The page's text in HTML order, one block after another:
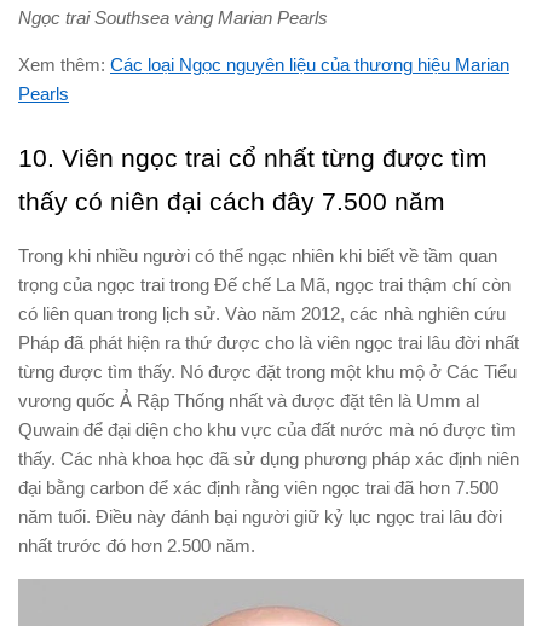
Ngọc trai Southsea vàng Marian Pearls
Xem thêm: Các loại Ngọc nguyên liệu của thương hiệu Marian
Pearls
10. Viên ngọc trai cổ nhất từng được tìm
thấy có niên đại cách đây 7.500 năm
Trong khi nhiều người có thể ngạc nhiên khi biết về tầm quan
trọng của ngọc trai trong Đế chế La Mã, ngọc trai thậm chí còn
có liên quan trong lịch sử. Vào năm 2012, các nhà nghiên cứu
Pháp đã phát hiện ra thứ được cho là viên ngọc trai lâu đời nhất
từng được tìm thấy. Nó được đặt trong một khu mộ ở Các Tiểu
vương quốc Ả Rập Thống nhất và được đặt tên là Umm al
Quwain để đại diện cho khu vực của đất nước mà nó được tìm
thấy. Các nhà khoa học đã sử dụng phương pháp xác định niên
đại bằng carbon để xác định rằng viên ngọc trai đã hơn 7.500
năm tuổi. Điều này đánh bại người giữ kỷ lục ngọc trai lâu đời
nhất trước đó hơn 2.500 năm.